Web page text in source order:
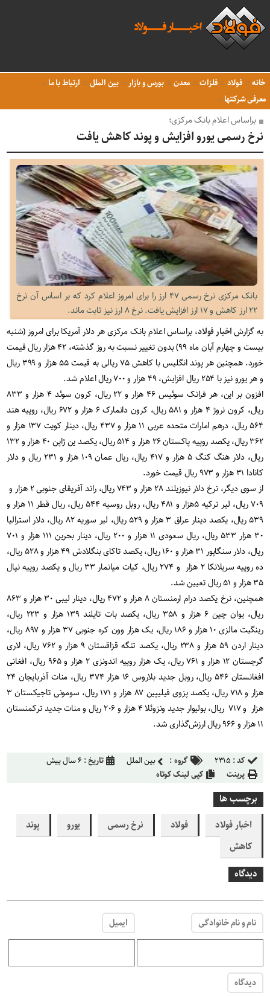
خانه فولاد فلزات معدن بورس و بازار بین الملل
ارتباط با ما
معرفی شرکتها
براساس اعلام بانک مرکزی؛
نرخ رسمی یورو افزایش و پوند کاهش یافت
بانک مرکزی نرخ رسمی ۴۷ ارز را برای امروز اعلام کرد که بر اساس آن نرخ
۲۲ ارز کاهش و ۱۷ ارز افزایش یافت. نرخ ۸ ارز نیز ثابت ماند.
به گزارشاخبار فولاد، براساس اعلام بانک مرکزی هر دلار آمریکا برای امروز (شنبه
بیست و چهارم آبان ماه ۹۹) بدون تغییر نسبت به روز گذشته، ۴۲ هزار ریال قیمت
خورد. همچنین هر پوند انگلیس با کاهش ۷۵ ریالی به قیمت ۵۵ هزار و ۳۹۹ ریال
و هر یورو نیز با ۲۵۴ ریال افزایش، ۴۹ هزار و ۷۰۰ ریال اعلام شد.
افزون بر این، هر فرانک سوئیس ۴۶ هزار و ۲۲ ریال، کرون سوئد ۴ هزار و ۸۳۳
ریال، کرون نروژ ۴ هزار و ۵۸۱ ریال، کرون دانمارک ۶ هزار و ۶۷۲ ریال، روپیه هند
۵۶۴ ریال، درهم امارات متحده عربی ۱۱ هزار و ۴۳۷ ریال، دینار کویت ۱۳۷ هزار و
۳۶۲ ریال، یکصد روپیه پاکستان ۲۶ هزار و ۵۱۴ ریال، یکصد ین ژاپن ۴۰ هزار و ۱۳۲
ریال، دلار هنگ‌ کنگ ۵ هزار و ۴۱۷ ریال، ریال عمان ۱۰۹ هزار و ۲۳۱ ریال و دلار
کانادا ۳۱ هزار و ۹۷۳ ریال قیمت خورد.
از سوی دیگر، نرخ دلار نیوزیلند ۲۸ هزار و ۷۴۳ ریال، راند آفریقای جنوبی ۲ هزار و
۷۰۹ ریال، لیر ترکیه ۵هزار و ۴۸۱ ریال، روبل روسیه ۵۴۴ ریال، ریال قطر ۱۱ هزار و
۵۳۹ ریال، یکصد دینار عراق ۳ هزار و ۵۲۹ ریال، لیر سوریه ۸۲ ریال، دلار استرالیا
۳۰ هزار ۵۳۳ ریال، ریال سعودی ۱۱ هزار و ۲۰۰ ریال، دینار بحرین ۱۱۱ هزار و ۷۰۱
ریال، دلار سنگاپور ۳۱ هزار و ۱۶۰ ریال، یکصد تاکای بنگلادش ۴۹ هزار و ۵۲۸ ریال،
ده روپیه سریلانکا ۲ هزار و ۲۷۴ ریال، کیات میانمار ۳۳ ریال و یکصد روپیه نپال
۳۵ هزار و ۵۱ ریال تعیین شد.
همچنین، نرخ یکصد درام ارمنستان ۸ هزار و ۴۷۲ ریال، دینار لیبی ۳۰ هزار و ۸۶۳
ریال، یوان چین ۶ هزار و ۳۵۸ ریال، یکصد بات تایلند ۱۳۹ هزار و ۲۲۳ ریال،
رینگیت مالزی ۱۰ هزار و ۱۸۶ ریال، یک هزار وون کره جنوبی ۳۷ هزار و ۸۹۷ ریال،
دینار اردن ۵۹ هزار و ۲۳۸ ریال، یکصد تنگه قزاقستان ۹ هزار و ۷۶۲ ریال، لاری
گرجستان ۱۲ هزار و ۷۶۱ ریال، یک هزار روپیه اندونزی ۲ هزار و ۹۶۵ ریال، افغانی
افغانستان ۵۴۶ ریال، روبل جدید بلاروس ۱۶ هزار ۳۷۴ ریال، منات آذربایجان ۲۴
هزار و ۷۱۸ ریال، یکصد پزوی فیلیپین ۸۷ هزار و ۱۷۱ ریال، سومونی تاجیکستان ۳
هزار و ۷۱۷ ریال، بولیوار جدید ونزوئلا ۴ هزار و ۲۰۶ ریال و منات جدید ترکمنستان
۱۱ هزار و ۹۶۶ ریال ارزش‌گذاری شد.
کد : ۲۳۱۵ گروه : بین الملل تاریخ : ۶ سال پیش
پرینت
کپی لینک کوتاه
برچسب ها
اخبار فولاد
فولاد نرخ رسمی یورو
پوند
کاهش
دیدگاه
نام و نام خانوادگی ایمیل
دیدگاه